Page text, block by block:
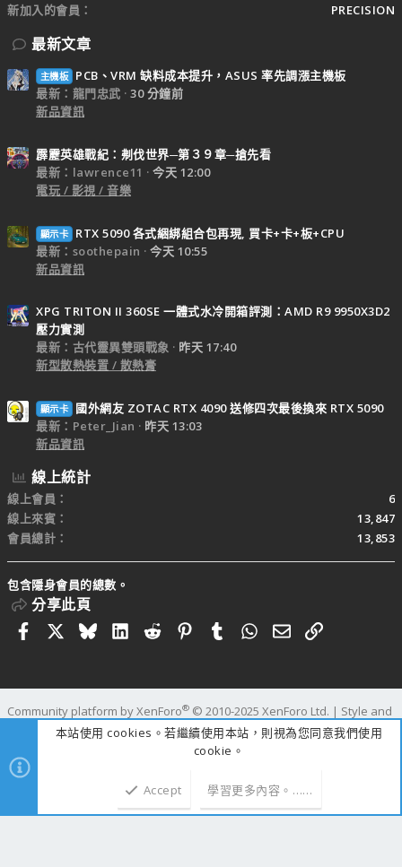
新加入的會員
PRECISION
最新文章
主機板
PCB、VRM 缺料成本提升，ASUS 率先調漲主機板
最新：龍門忠武
30 分鐘前
新品資訊
霹靂英雄戰紀：刜伐世界─第３９章─搶先看
最新：lawrence11
今天 12:00
電玩 / 影視 / 音樂
顯示卡
RTX 5090 各式綑綁組合包再現, 買卡+卡+板+CPU
最新：soothepain
今天 10:55
新品資訊
XPG TRITON II 360SE 一體式水冷開箱評測：AMD R9 9950X3D2
壓力實測
最新：古代靈異雙頭戰象
昨天 17:40
新型散熱裝置 / 散熱膏
顯示卡
國外網友 ZOTAC RTX 4090 送修四次最後換來 RTX 5090
最新：Peter_Jian
昨天 13:03
新品資訊
線上統計
線上會員
6
線上來賓
13,847
會員總計
13,853
包含隱身會員的總數。
分享此頁
FacebookBlueskyLinkedIn
RedditPinterestTumblrWhatsApp
電子郵件
連結
Community platform by XenForo® © 2010-2025 XenForo Ltd. | Style and
add-ons by ThemeHouse
時間 0.3106s
本站使用 cookies。若繼續使用本站，則視為您同意我們使用
cookie。
Accept 學習更多內容。……